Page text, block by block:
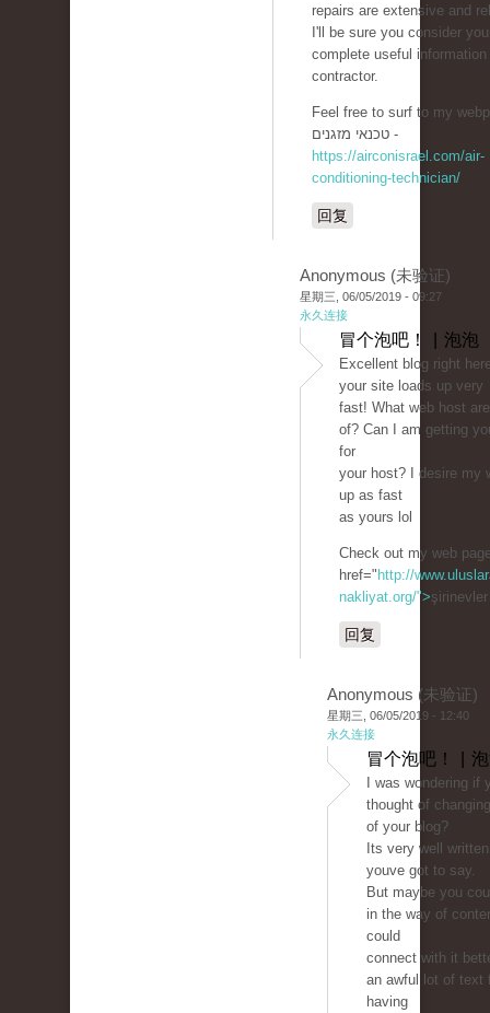
repairs are extensive and
I'll be sure you consider
complete useful information
contractor.
Feel free to surf to my
טכנאי מזגנים -
https://airconisrael.com/air-
conditioning-technician/
回复
Anonymous (未验证)
星期三, 06/05/2019 - 09:27
永久连接
冒个泡吧！ | 泡泡
Excellent blog right
your site loads up very
fast! What web host
of? Can I am getting
for
your host? I desire my
up as fast
as yours lol
Check out my web
href=" http://
nakliyat.org/">
回复
Anonymous (未验证)
星期三, 06/05/2019 - 12:40
永久连接
冒个泡吧！ |
I was wondering if
thought of
of your blog?
Its very well
youve got to say.
But maybe you
in the way of
could
connect with it
an awful lot of text
having